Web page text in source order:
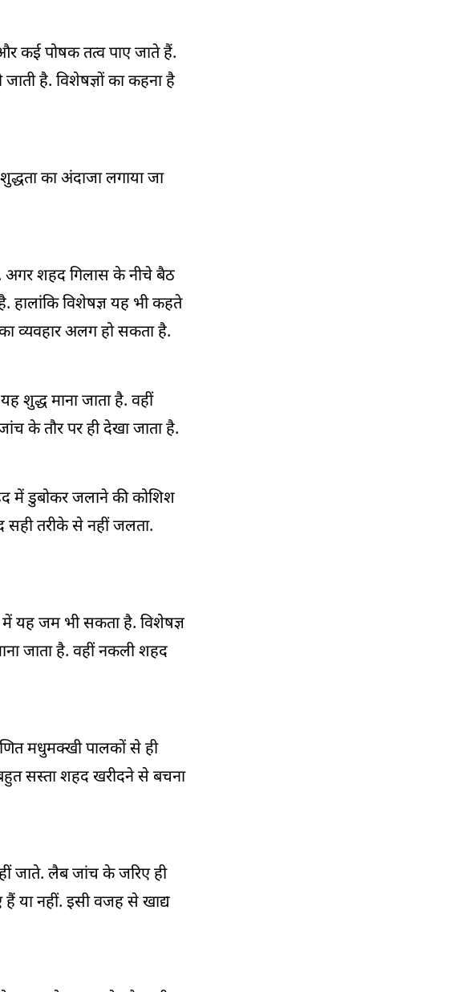
कई पोषक तत्व पाए जाते हैं.
है. विशेषज्ञों का कहना है
का अंदाजा लगाया जा
अगर शहद गिलास के नीचे बैठ
हालांकि विशेषज्ञ यह भी कहते
व्यवहार अलग हो सकता है.
शुद्ध माना जाता है. वहीं
के तौर पर ही देखा जाता है.
में डुबोकर जलाने की कोशिश
सही तरीके से नहीं जलता.
यह जम भी सकता है. विशेषज्ञ
जाता है. वहीं नकली शहद
मधुमक्खी पालकों से ही
सस्ता शहद खरीदने से बचना
जाते. लैब जांच के जरिए ही
हैं या नहीं. इसी वजह से खाद्य